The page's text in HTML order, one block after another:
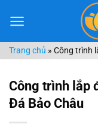
đến
dungTrang chủ » Công trình
Công trình lắp
Đá Bảo Châu